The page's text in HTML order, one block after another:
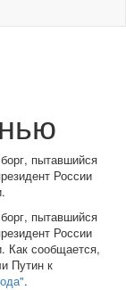
пытавшийся
России
пытавшийся
России
Как сообщается,
Путин к
.